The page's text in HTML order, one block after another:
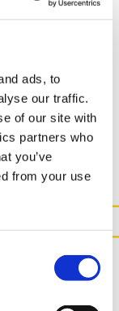
ads, to
our traffic.
of our site with
partners who
you’ve
from your use